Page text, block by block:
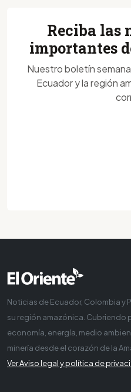
Reciba las
importantes
Nuestro boletín
Ecuador y la región
Noticias de Ecuador, Colombia y
su región amazónica. Cubriendo
economía, energía, medio
minería desde el corazón de la
Ver Aviso legal y política de